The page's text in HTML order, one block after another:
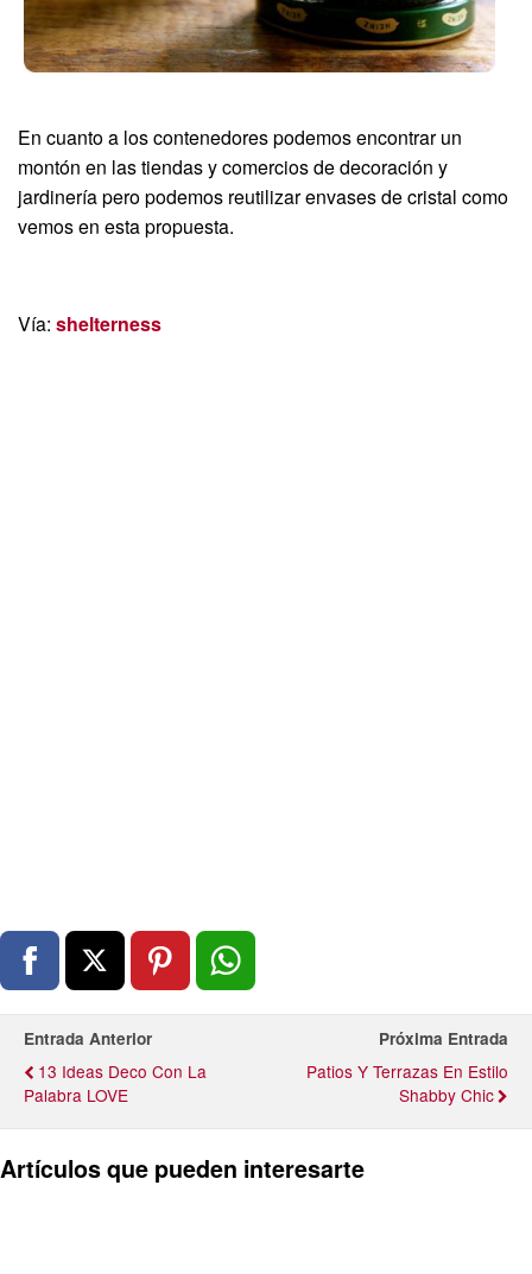
En cuanto a los contenedores podemos encontrar un
montón en las tiendas y comercios de decoración y
jardinería pero podemos reutilizar envases de cristal como
vemos en esta propuesta.
Vía: shelterness
Entrada Anterior
13 Ideas Deco Con La
Palabra LOVE
Próxima Entrada
Patios Y Terrazas En Estilo
Shabby Chic
Artículos que pueden interesarte